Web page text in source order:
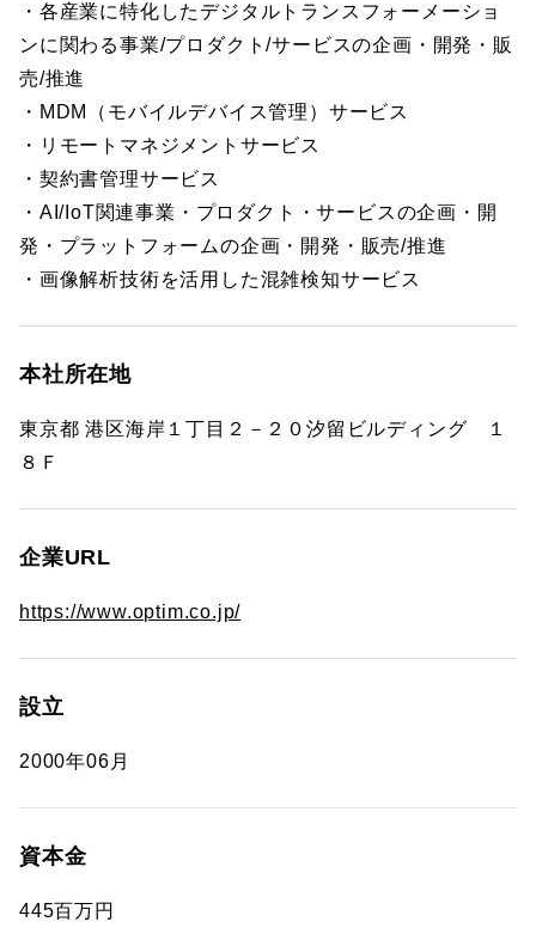
・各産業に特化したデジタルトランスフォーメーショ
ンに関わる事業/プロダクト/サービスの企画・開発・販
売/推進
・MDM（モバイルデバイス管理）サービス
・リモートマネジメントサービス
・契約書管理サービス
・AI/IoT関連事業・プロダクト・サービスの企画・開
発・プラットフォームの企画・開発・販売/推進
・画像解析技術を活用した混雑検知サービス
本社所在地
東京都 港区海岸１丁目２－２０汐留ビルディング １
８Ｆ
企業URL
https://www.optim.co.jp/
設立
2000年06月
資本金
445百万円